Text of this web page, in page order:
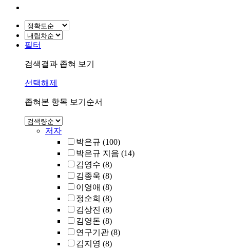
필터
검색결과 좁혀 보기
선택해제
좁혀본 항목 보기순서
저자
박은규 (100)
박은규 지음 (14)
김영수 (8)
김종욱 (8)
이영애 (8)
정순희 (8)
김상진 (8)
김영돈 (8)
연구기관 (8)
김지영 (8)